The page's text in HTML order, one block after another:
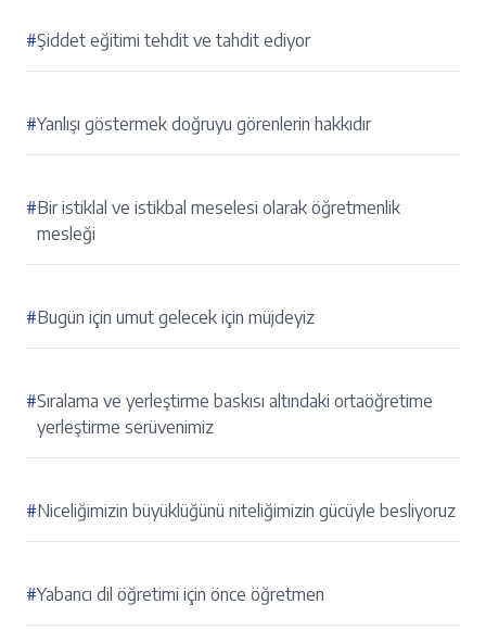
#Şiddet eğitimi tehdit ve tahdit ediyor
#Yanlışı göstermek doğruyu görenlerin hakkıdır
#Bir istiklal ve istikbal meselesi olarak öğretmenlik
mesleği
#Bugün için umut gelecek için müjdeyiz
#Sıralama ve yerleştirme baskısı altındaki ortaöğretime
yerleştirme serüvenimiz
#Niceliğimizin büyüklüğünü niteliğimizin gücüyle besliyoruz
#Yabancı dil öğretimi için önce öğretmen